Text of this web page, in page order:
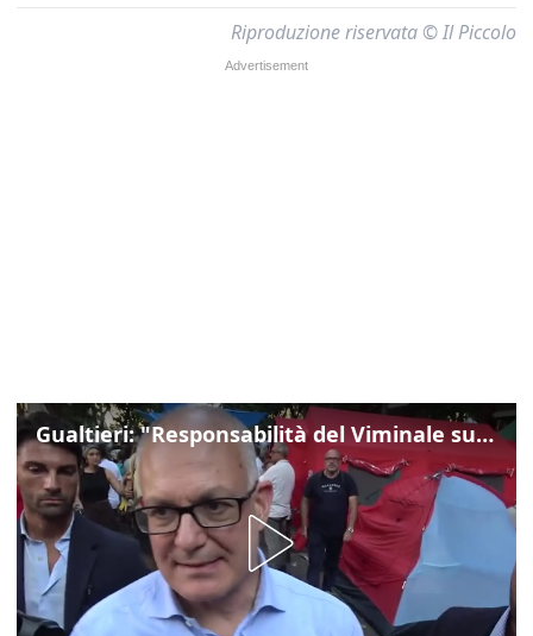
Riproduzione riservata © Il Piccolo
Gualtieri: "Responsabilità del Viminale su Spin Time? La posizione dei partiti è nota"